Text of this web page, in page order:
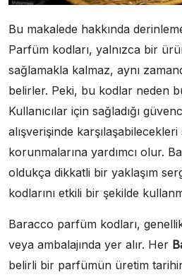
Bu makalede hakkında
Parfüm kodları, yalnızca bir
sağlamakla kalmaz, aynı
belirler. Peki, bu kodlar neden
Kullanıcılar için sağladığı
alışverişinde
korunmalarına yardımcı olur.
oldukça dikkatli bir yaklaşım
kodlarını etkili bir şekilde
Baracco parfüm kodları,
veya ambalajında yer alır. Her
belirli bir parfümün üretim